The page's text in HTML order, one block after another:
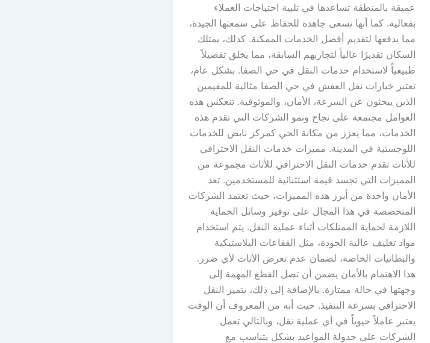
عميقة بالمنطقة تساعدها في تلبية احتياجات العملاء
بفعالية. كما أنها تسعى جاهدة للحفاظ على سمعتها الجيدة،
مما يدفعها لتقديم أفضل الخدمات الممكنة. كذلك، يمتلك
السكان تقديرًا عالياً لتجاربهم السابقة، مما يخلق تفضيلاً
طبيعياً لاستخدام خدمات النقل في حي الصفا. بشكل عام،
تعتبر خيارات نقل العفش في حي الصفا مثالية للمقيمين
الذين يبحثون عن السرعة، الأمان، والموثوقية. تنعكس هذه
العوامل مجتمعة على نجاح ونمو الشركات التي تقدم هذه
الخدمات، مما يعزز من مكانة الحي كمركز نابض للخدمات
اللوجستية في المدينة. مميزات خدمات النقل الاحترافي
للأثاث تقدم خدمات النقل الاحترافي للأثاث مجموعة من
المميزات التي تجسد قيمة استثنائية للمستخدمين. تعد
الأمان واحدة من أبرز هذه المميزات، حيث تعتمد الشركات
المتخصصة في هذا المجال على توفير وسائل الحماية
اللازمة لحماية الممتلكات أثناء عملية النقل. يتم استخدام
مواد تغليف عالية الجودة، مثل الفقاعات البلاستيكية
والبطانيات الخاصة، لضمان عدم تعرض الأثاث لأي ضرر.
هذا الاهتمام بالأمان يضمن أن تصل القطع المهمة إلى
وجهتها في حالة ممتازة. بالإضافة إلى ذلك، يتميز النقل
الاحترافي بسرعة التنفيذ. حيث أنه من المعروف أن الوقت
يعتبر عاملاً حيوياً في أي عملية نقل، وبالتالي تعمل
الشركات على جدولة المواعيد بشكل يتناسب مع